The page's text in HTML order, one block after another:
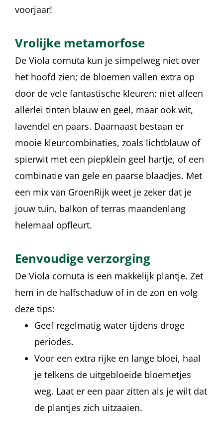
voorjaar!
Vrolijke metamorfose
De Viola cornuta kun je simpelweg niet over
het hoofd zien; de bloemen vallen extra op
door de vele fantastische kleuren: niet alleen
allerlei tinten blauw en geel, maar ook wit,
lavendel en paars. Daarnaast bestaan er
mooie kleurcombinaties, zoals lichtblauw of
spierwit met een piepklein geel hartje, of een
combinatie van gele en paarse blaadjes. Met
een mix van GroenRijk weet je zeker dat je
jouw tuin, balkon of terras maandenlang
helemaal opfleurt.
Eenvoudige verzorging
De Viola cornuta is een makkelijk plantje. Zet
hem in de halfschaduw of in de zon en volg
deze tips:
Geef regelmatig water tijdens droge
periodes.
Voor een extra rijke en lange bloei, haal
je telkens de uitgebloeide bloemetjes
weg. Laat er een paar zitten als je wilt dat
de plantjes zich uitzaaien.